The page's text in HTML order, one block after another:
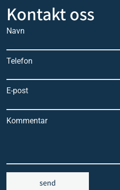
Kontakt oss
Navn
Telefon
E-post
Kommentar
send